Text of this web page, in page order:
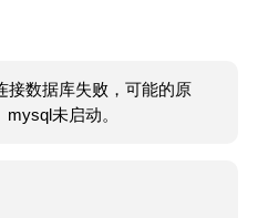
接数据库失败，可能的原
未启动。